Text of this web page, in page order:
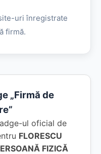
uri înregistrate
firmă.
„Firmă de
ul oficial de
FLORESCU
FIZICĂ